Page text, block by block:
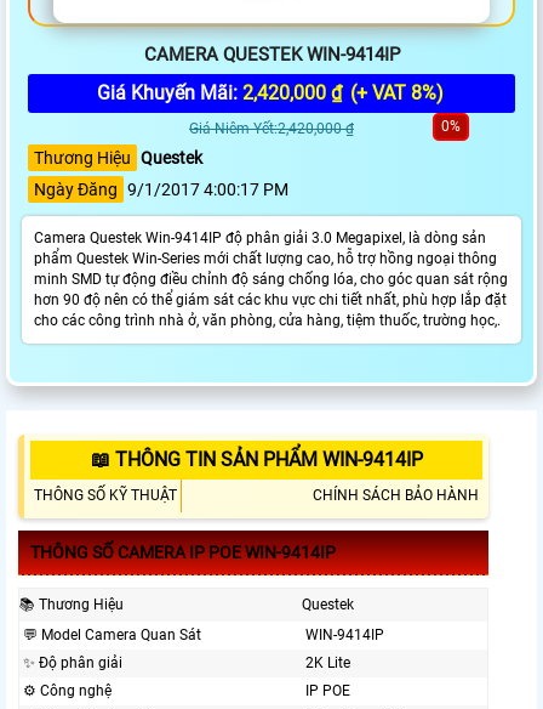
CAMERA QUESTEK WIN-9414IP
Giá Khuyến Mãi: 2,420,000 ₫ (+ VAT 8%)
Giá Niêm Yết:2,420,000 ₫ 0%
Thương Hiệu Questek
Ngày Đăng 9/1/2017 4:00:17 PM
Camera Questek Win-9414IP độ phân giải 3.0 Megapixel, là dòng sản
phẩm Questek Win-Series mới chất lượng cao, hỗ trợ hồng ngoại thông
minh SMD tự động điều chỉnh độ sáng chống lóa, cho góc quan sát rộng
hơn 90 độ nên có thể giám sát các khu vực chi tiết nhất, phù hợp lắp đặt
cho các công trình nhà ở, văn phòng, cửa hàng, tiệm thuốc, trường học,.
📖 THÔNG TIN SẢN PHẨM WIN-9414IP
THÔNG SỐ KỸ THUẬT CHÍNH SÁCH BẢO HÀNH
THÔNG SỐ CAMERA IP POE WIN-9414IP
📚 Thương Hiệu
Questek
️💬 Model Camera Quan Sát
WIN-9414IP
✨ Độ phân giải
2K Lite
⚙ Công nghệ
IP POE